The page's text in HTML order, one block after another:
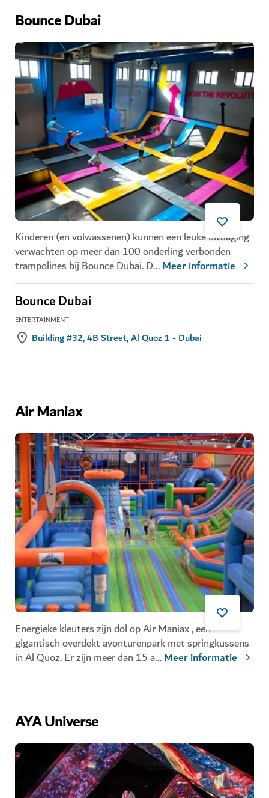
Bounce Dubai
Kinderen (en volwassenen) kunnen een leuke uitdaging
verwachten op meer dan 100 onderling verbonden
trampolines bij Bounce Dubai. D...Meer informatie
Bounce Dubai
ENTERTAINMENT
Building #32, 4B Street, Al Quoz 1 - Dubai
Air Maniax
Energieke kleuters zijn dol op Air Maniax , een
gigantisch overdekt avonturenpark met springkussens
in Al Quoz. Er zijn meer dan 15 a...Meer informatie
AYA Universe